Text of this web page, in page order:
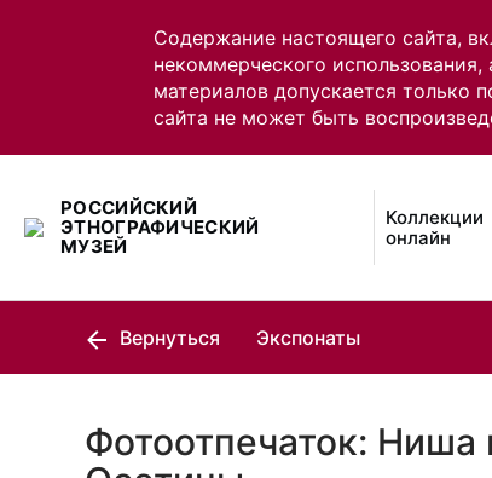
Содержание настоящего сайта,
некоммерческого
материалов допускается только
сайта не может быть
РОССИЙСКИЙ
ЭТНОГРАФИЧЕСКИЙ
МУЗЕЙ
Коллекции
онлайн
Вернуться Экспонаты
Фотоотпечаток: Ниша